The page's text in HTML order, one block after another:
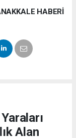
HABERİ
Alan